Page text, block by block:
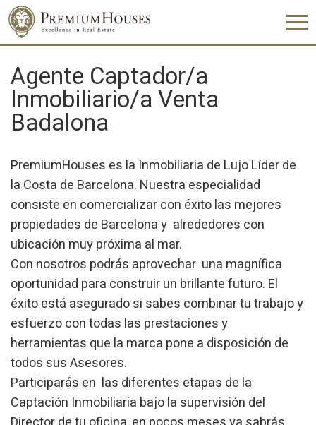
Agente Captador/a
Inmobiliario/a Venta
Badalona
PremiumHouses es la Inmobiliaria de Lujo Líder de
la Costa de Barcelona. Nuestra especialidad
consiste en comercializar con éxito las mejores
propiedades de Barcelona y alrededores con
ubicación muy próxima al mar.
Con nosotros podrás aprovechar una magnífica
oportunidad para construir un brillante futuro. El
éxito está asegurado si sabes combinar tu trabajo y
esfuerzo con todas las prestaciones y
herramientas que la marca pone a disposición de
todos sus Asesores.
Participarás en las diferentes etapas de la
Captación Inmobiliaria bajo la supervisión del